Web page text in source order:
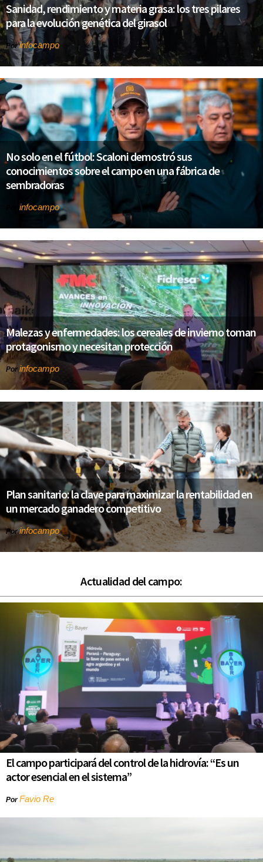
Sanidad, rendimiento y materia grasa: los tres pilares
para la evolución genética del girasol
Porinfocampo
No solo en el fútbol: Scaloni demostró sus
conocimientos sobre el campo en una fábrica de
sembradoras
infocampo
Malezas y enfermedades: los cereales de invierno toman
protagonismo y necesitan protección
Por infocampo
Plan sanitario: la clave para maximizar la rentabilidad en
un mercado ganadero competitivo
Porinfocampo
Actualidad del campo:
El campo participará del control de la hidrovía: “Es un
actor esencial en el sistema”
PorFavio Re